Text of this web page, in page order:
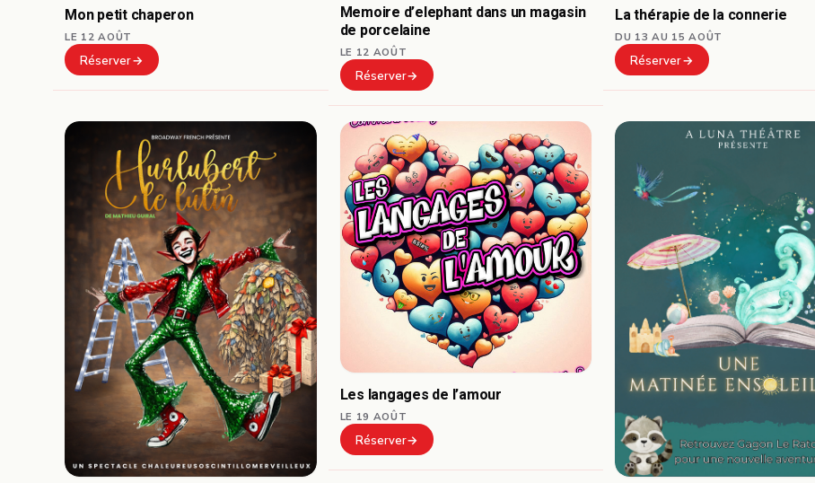
Mon petit chaperon
LE 12 AOÛT
Réserver
Memoire d’elephant dans un magasin
de porcelaine
LE 12 AOÛT
Réserver
La thérapie de la connerie
DU 13 AU 15 AOÛT
Réserver
Les langages de l’amour
LE 19 AOÛT
Réserver